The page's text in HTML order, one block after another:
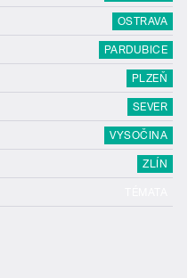
OSTRAVA
PARDUBICE
PLZEŇ
SEVER
VYSOČINA
ZLÍN